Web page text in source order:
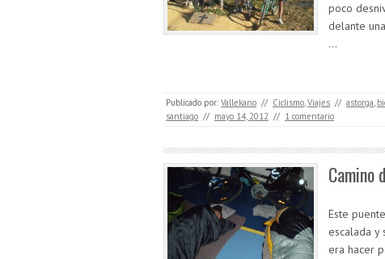
poco
delante
…
Publicado por: Vallekano // Ciclismo,Viajes // astorga,
santiago // mayo 14, 2012 // 1 comentario
Camino
Este
escalada y
era hacer